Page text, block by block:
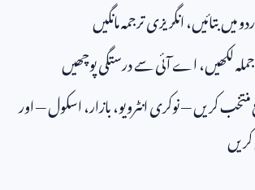
میں بتائیں، انگریزی ترجمہ مانگیں
لکھیں، اے آئی سے درستگی پوچھیں
کریں — نوکری انٹرویو، بازار، اسکول — اور